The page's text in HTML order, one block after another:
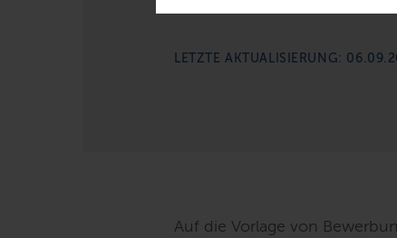
LETZTE AKTUALISIERUNG:
Auf die Vorlage von